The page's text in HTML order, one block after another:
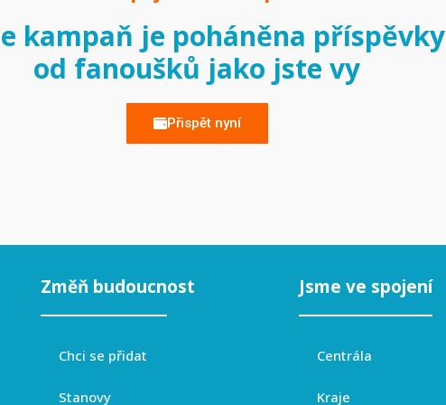
kampaň je poháněna příspěvky
od fanoušků jako jste vy
Přispět nyní
Změň budoucnost
Chci se přidat
Stanovy
Jsme ve spojení
Centrála
Kraje